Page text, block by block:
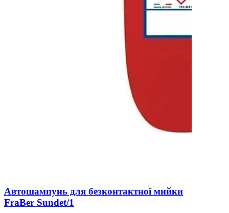
Автошампунь для безконтактної мийки
FraBer Sundet/1